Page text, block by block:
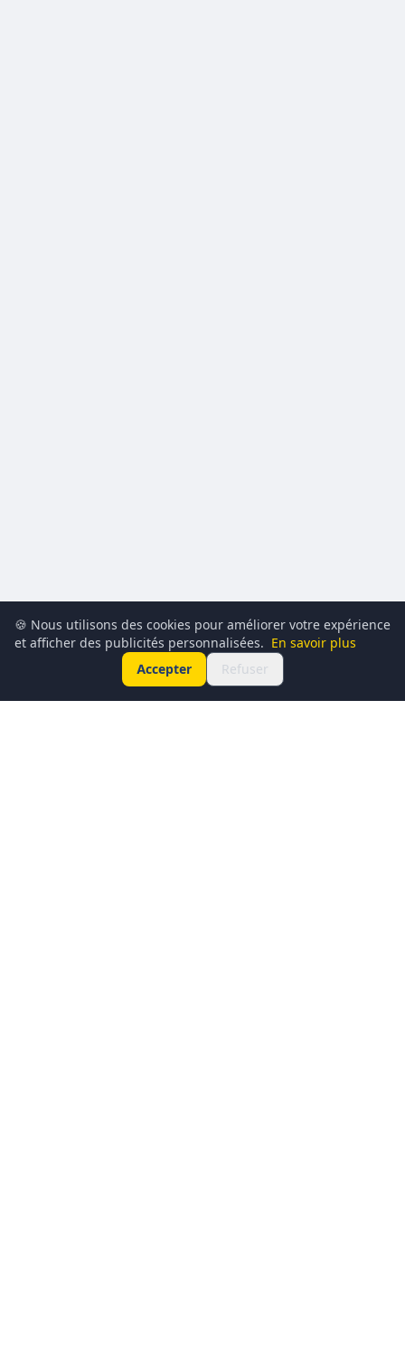
🍪 Nous utilisons des cookies pour améliorer votre expérience
et afficher des publicités personnalisées. En savoir plus
Accepter
Refuser